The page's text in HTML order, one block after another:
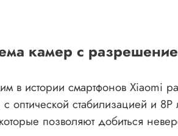
камер с
в истории смартфонов Xiaomi
стабилизацией и
позволяют добиться